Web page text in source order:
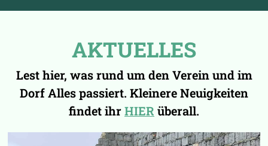
AKTUELLES
Lest hier, was rund um den Verein und im
Dorf Alles passiert. Kleinere Neuigkeiten
findet ihrHIER überall.